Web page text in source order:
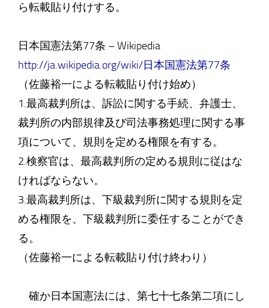
ら転載貼り付けする。
日本国憲法第77条 – Wikipedia
http://ja.wikipedia.org/wiki/日本国憲法第77条
（佐藤裕一による転載貼り付け始め）
1.最高裁判所は、訴訟に関する手続、弁護士、
裁判所の内部規律及び司法事務処理に関する事
項について、規則を定める権限を有する。
2.検察官は、最高裁判所の定める規則に従はな
ければならない。
3.最高裁判所は、下級裁判所に関する規則を定
める権限を、下級裁判所に委任することができ
る。
（佐藤裕一による転載貼り付け終わり）
確か日本国憲法には、第七十七条第二項にし